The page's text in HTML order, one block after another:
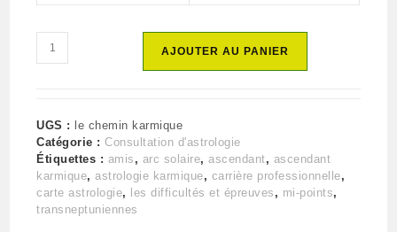
karmique
AJOUTER AU PANIER
UGS :
le chemin karmique
Catégorie :Consultation d'astrologie
Étiquettes : amis , arc solaire,ascendant, ascendant
karmique,astrologie karmique, carrière professionnelle,
carte astrologie, les difficultés et épreuves , mi-points,
transneptuniennes